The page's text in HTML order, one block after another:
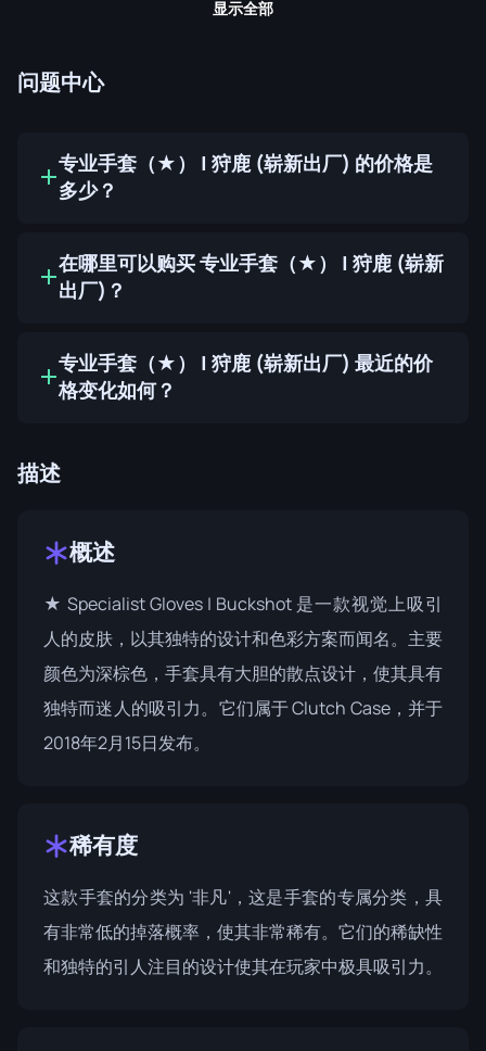
显示全部
问题中心
专业手套（★） | 狩鹿 (崭新出厂) 的价格是
多少？
在哪里可以购买 专业手套（★） | 狩鹿 (崭新
出厂)？
专业手套（★） | 狩鹿 (崭新出厂) 最近的价
格变化如何？
描述
概述
★ Specialist Gloves | Buckshot 是一款视觉上吸引
人的皮肤，以其独特的设计和色彩方案而闻名。主要
颜色为深棕色，手套具有大胆的散点设计，使其具有
独特而迷人的吸引力。它们属于Clutch Case，并于
2018年2月15日发布。
稀有度
这款手套的分类为 '非凡'，这是手套的专属分类，具
有非常低的掉落概率，使其非常稀有。它们的稀缺性
和独特的引人注目的设计使其在玩家中极具吸引力。